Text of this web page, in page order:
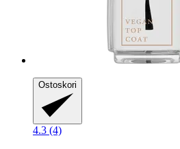
Ostoskori
4.3 (4)